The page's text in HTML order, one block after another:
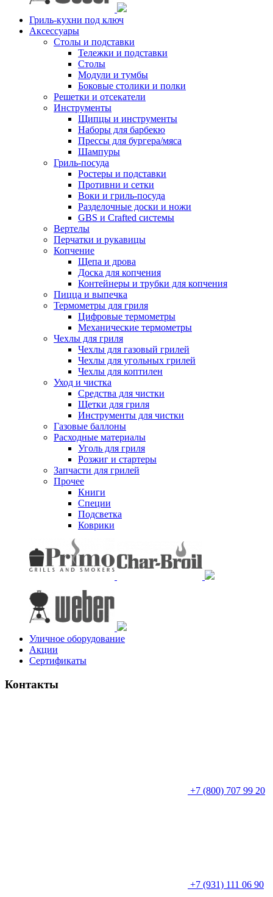
Гриль-кухни под ключ
Аксессуары
Столы и подставки
Тележки и подставки
Столы
Модули и тумбы
Боковые столики и полки
Решетки и отсекатели
Инструменты
Щипцы и инструменты
Наборы для барбекю
Прессы для бургера/мяса
Шампуры
Гриль-посуда
Ростеры и подставки
Противни и сетки
Воки и гриль-посуда
Разделочные доски и ножи
GBS и Crafted системы
Вертелы
Перчатки и рукавицы
Копчение
Щепа и дрова
Доска для копчения
Контейнеры и трубки для копчения
Пицца и выпечка
Термометры для гриля
Цифровые термометры
Механические термометры
Чехлы для гриля
Чехлы для газовый грилей
Чехлы для угольных грилей
Чехлы для коптилен
Уход и чистка
Средства для чистки
Щетки для гриля
Инструменты для чистки
Газовые баллоны
Расходные материалы
Уголь для гриля
Розжиг и стартеры
Запчасти для грилей
Прочее
Книги
Специи
Подсветка
Коврики
Уличное оборудование
Акции
Сертификаты
Контакты
+7 (800) 707 99 20
+7 (931) 111 06 90